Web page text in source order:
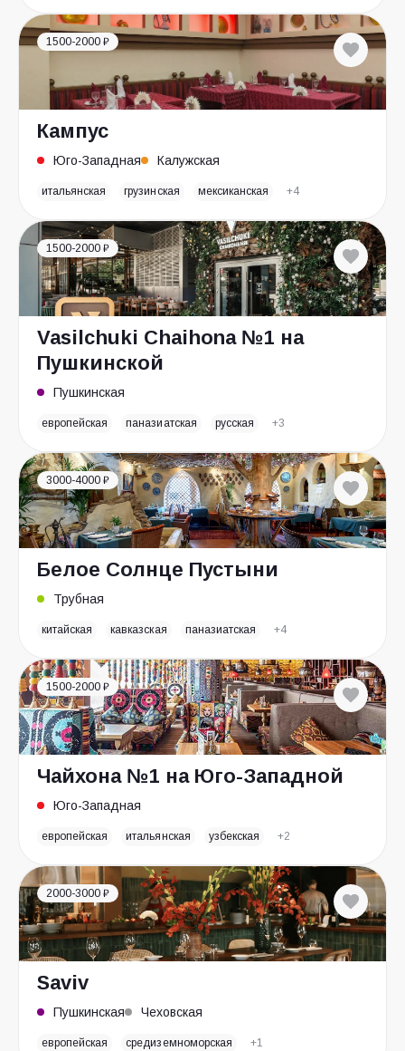
1500-2000 ₽
Кампус
Юго-Западная Калужская
итальянская грузинская мексиканская +4
1500-2000 ₽
Vasilchuki Chaihona №1 на
Пушкинской
Пушкинская
европейская паназиатская русская +3
3000-4000 ₽
Белое Солнце Пустыни
Трубная
китайская кавказская паназиатская +4
1500-2000 ₽
Чайхона №1 на Юго-Западной
Юго-Западная
европейская итальянская узбекская +2
2000-3000 ₽
Saviv
Пушкинская Чеховская
европейская средиземноморская +1